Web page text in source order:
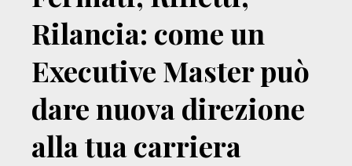
Rilancia: come un
Executive Master può
dare nuova direzione
alla tua carriera